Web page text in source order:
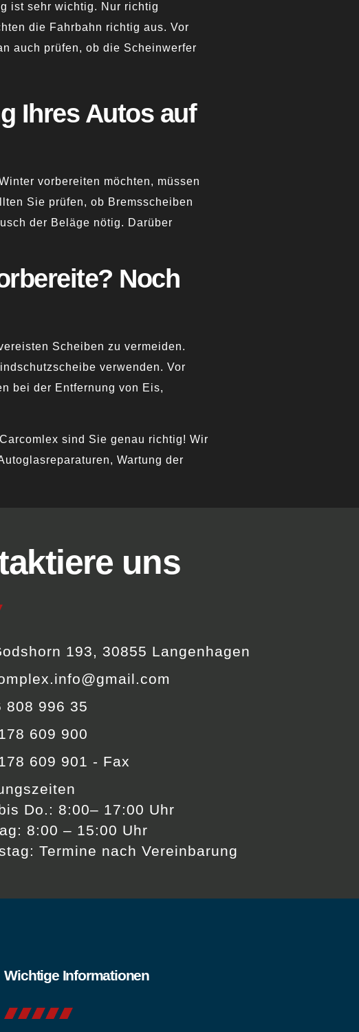
ist sehr wichtig. Nur richtig
die Fahrbahn richtig aus. Vor
auch prüfen, ob die Scheinwerfer
Ihres Autos auf
vorbereiten möchten, müssen
Sie prüfen, ob Bremsscheiben
der Beläge nötig. Darüber
Noch
Scheiben zu vermeiden.
verwenden. Vor
bei der Entfernung von Eis,
sind Sie genau richtig! Wir
Wartung der
uns
193, 30855 Langenhagen
808 996 35
609 900
609 901 - Fax
Do.: 8:00– 17:00 Uhr
8:00 – 15:00 Uhr
Termine nach Vereinbarung
Wichtige Informationen